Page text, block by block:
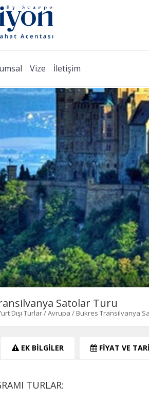
Vize İletişim
Satolar Turu
Dışı Turlar/Avrupa / Bukres Transilvanya
EK BİLGİLER FİYAT VE
TURLAR: